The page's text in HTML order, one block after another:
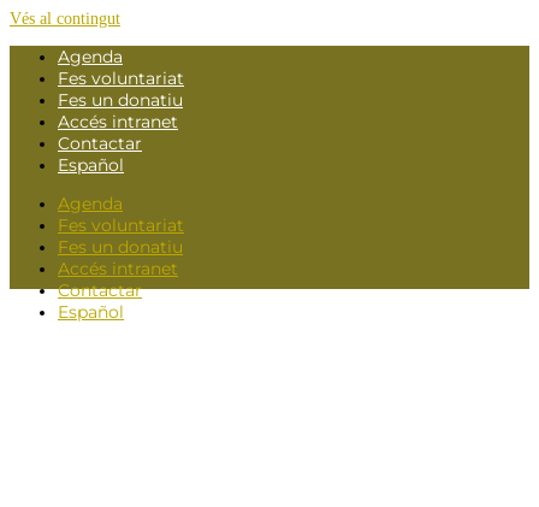
Vés al contingut
Agenda
Fes voluntariat
Fes un donatiu
Accés intranet
Contactar
Español
Agenda
Fes voluntariat
Fes un donatiu
Accés intranet
Contactar
Español